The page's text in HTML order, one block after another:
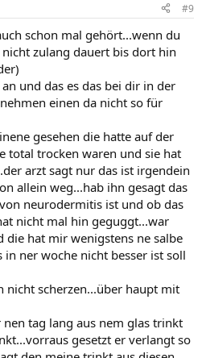
#9
schon mal gehört...wenn du
zulang dauert bis dort hin
und das es das bei dir in der
einen da nicht so für
gesehen die hatte auf der
total trocken waren und sie hat
arzt sagt nur das ist irgendein
allein weg...hab ihn gesagt das
neurodermitis ist und ob das
nicht mal hin geguggt...war
hat mir wenigstens ne salbe
ner woche nicht besser ist soll
nicht scherzen...über haupt mit
tag lang aus nem glas trinkt
gesetzt er verlangt so